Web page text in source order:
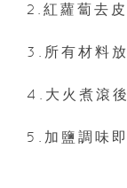
2.紅蘿蔔去
3.所有材料
4.大火煮滾
5.加鹽調味